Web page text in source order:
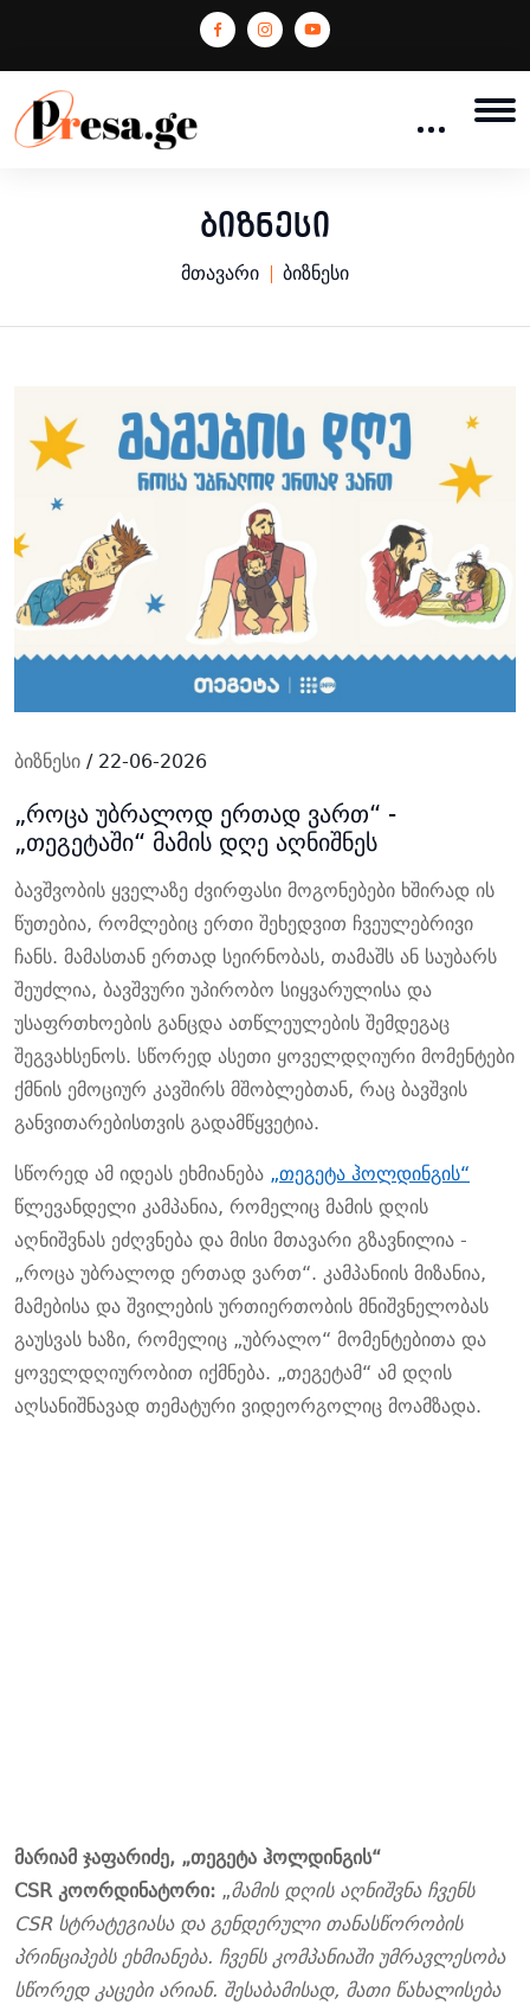
ბიზნესი
მთავარი ბიზნესი
ბიზნესი / 22-06-2026
„როცა უბრალოდ ერთად ვართ“ -
„თეგეტაში“ მამის დღე აღნიშნეს
ბავშვობის ყველაზე ძვირფასი მოგონებები ხშირად ის
წუთებია, რომლებიც ერთი შეხედვით ჩვეულებრივი
ჩანს. მამასთან ერთად სეირნობას, თამაშს ან საუბარს
შეუძლია, ბავშვური უპირობო სიყვარულისა და
უსაფრთხოების განცდა ათწლეულების შემდეგაც
შეგვახსენოს. სწორედ ასეთი ყოველდღიური მომენტები
ქმნის ემოციურ კავშირს მშობლებთან, რაც ბავშვის
განვითარებისთვის გადამწყვეტია.
სწორედ ამ იდეას ეხმიანება „თეგეტა ჰოლდინგის“
წლევანდელი კამპანია, რომელიც მამის დღის
აღნიშვნას ეძღვნება და მისი მთავარი გზავნილია -
„როცა უბრალოდ ერთად ვართ“. კამპანიის მიზანია,
მამებისა და შვილების ურთიერთობის მნიშვნელობას
გაუსვას ხაზი, რომელიც „უბრალო“ მომენტებითა და
ყოველდღიურობით იქმნება. „თეგეტამ“ ამ დღის
აღსანიშნავად თემატური ვიდეორგოლიც მოამზადა.
მარიამ ჯაფარიძე, „თეგეტა ჰოლდინგის“
CSR კოორდინატორი: „მამის დღის აღნიშვნა ჩვენს
CSR სტრატეგიასა და გენდერული თანასწორობის
პრინციპებს ეხმიანება. ჩვენს კომპანიაში უმრავლესობა
სწორედ კაცები არიან. შესაბამისად, მათი წახალისება